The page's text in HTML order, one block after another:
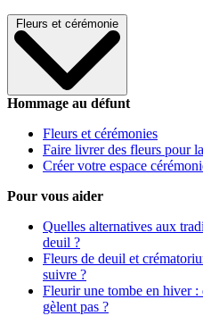
Fleurs et cérémonie
Hommage au défunt
Fleurs et cérémonies
Faire livrer des fleurs pour
Créer votre espace
Pour vous aider
Quelles alternatives aux
deuil ?
Fleurs de deuil et
suivre ?
Fleurir une tombe en hiver :
gèlent pas ?